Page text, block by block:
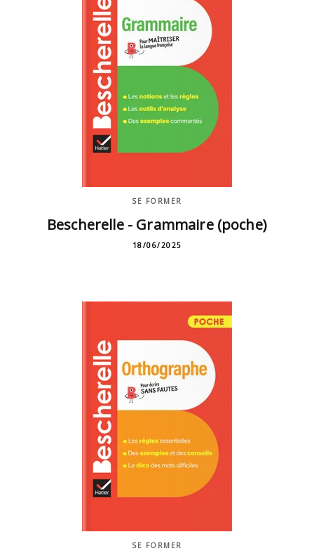
SE FORMER
Bescherelle - Grammaire (poche)
18/06/2025
SE FORMER